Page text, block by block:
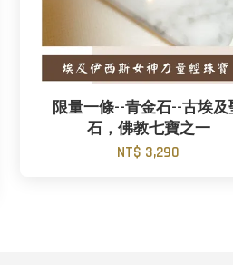
限量一條--青金石--古埃及
石，佛教七寶之一
NT$ 3,290